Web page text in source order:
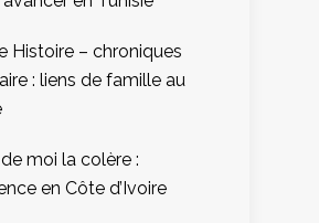
Histoire – chroniques
: liens de famille au
moi la colère :
en Côte d’Ivoire